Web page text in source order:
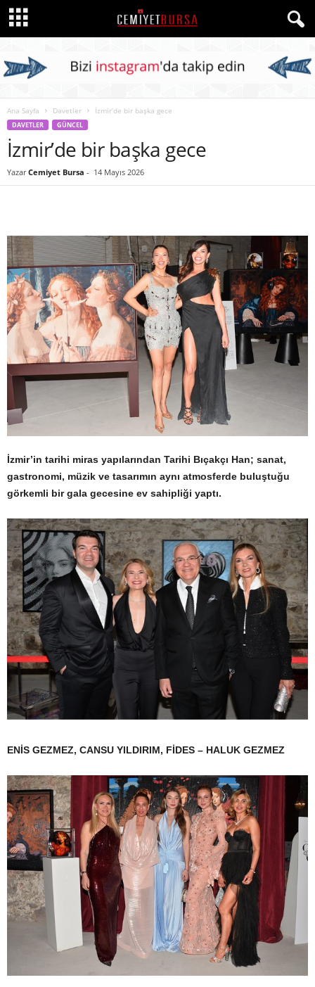
Ana Sayfa Davetler İzmir’de bir başka gece
DAVETLER GÜNCEL
İzmir’de bir başka gece
Yazar Cemiyet Bursa - 14 Mayıs 2026
İzmir’in tarihi miras yapılarından Tarihi Bıçakçı Han; sanat,
gastronomi, müzik ve tasarımın aynı atmosferde buluştuğu
görkemli bir gala gecesine ev sahipliği yaptı.
ENİS GEZMEZ, CANSU YILDIRIM, FİDES – HALUK GEZMEZ